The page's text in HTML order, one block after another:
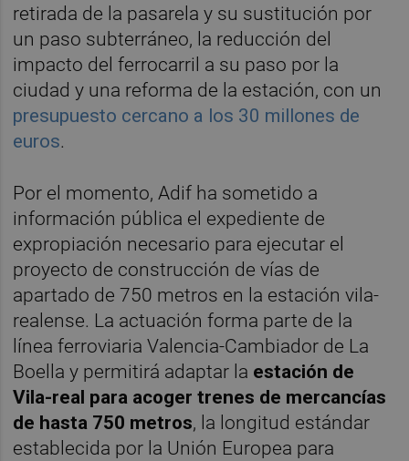
retirada de la pasarela y su sustitución por
un paso subterráneo, la reducción del
impacto del ferrocarril a su paso por la
ciudad y una reforma de la estación, con un
presupuesto cercano a los 30 millones de
euros.
Por el momento, Adif ha sometido a
información pública el expediente de
expropiación necesario para ejecutar el
proyecto de construcción de vías de
apartado de 750 metros en la estación vila-
realense. La actuación forma parte de la
línea ferroviaria Valencia-Cambiador de La
Boella y permitirá adaptar la estación de
Vila-real para acoger trenes de mercancías
de hasta 750 metros, la longitud estándar
establecida por la Unión Europea para